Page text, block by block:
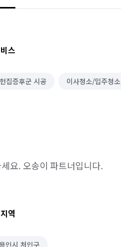
스
집증후군 시공 이사청소/입주청소
요. 오송이 파트너입니다.
역
인시 처인구